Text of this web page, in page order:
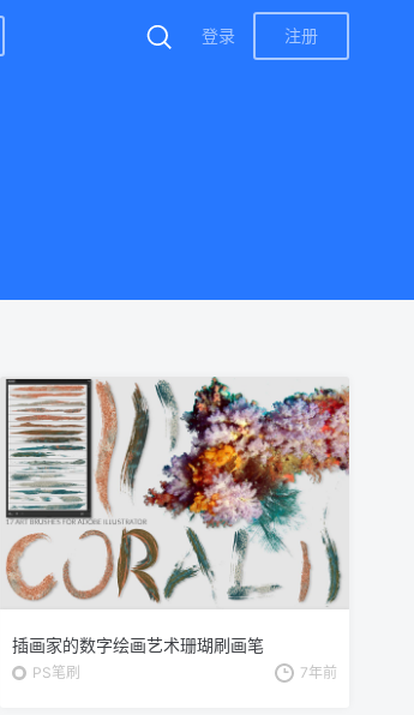
登录 注册
插画家的数字绘画艺术珊瑚刷画笔
PS笔刷 7年前